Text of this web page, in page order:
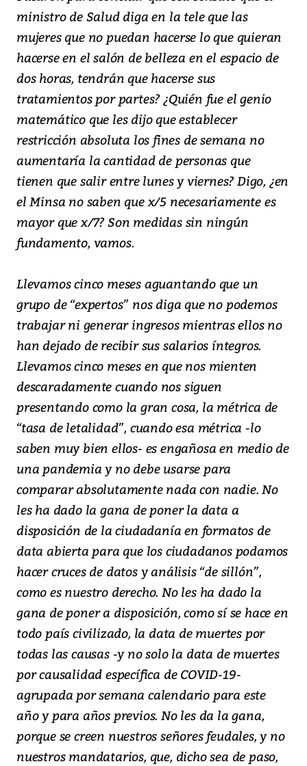
ministro de Salud diga en la tele que las
mujeres que no puedan hacerse lo que quieran
hacerse en el salón de belleza en el espacio de
dos horas, tendrán que hacerse sus
tratamientos por partes? ¿Quién fue el genio
matemático que les dijo que establecer
restricción absoluta los fines de semana no
aumentaría la cantidad de personas que
tienen que salir entre lunes y viernes? Digo, ¿en
el Minsa no saben que x/5 necesariamente es
mayor que x/7? Son medidas sin ningún
fundamento, vamos.
Llevamos cinco meses aguantando que un
grupo de “expertos” nos diga que no podemos
trabajar ni generar ingresos mientras ellos no
han dejado de recibir sus salarios íntegros.
Llevamos cinco meses en que nos mienten
descaradamente cuando nos siguen
presentando como la gran cosa, la métrica de
“tasa de letalidad”, cuando esa métrica -lo
saben muy bien ellos- es engañosa en medio de
una pandemia y no debe usarse para
comparar absolutamente nada con nadie. No
les ha dado la gana de poner la data a
disposición de la ciudadanía en formatos de
data abierta para que los ciudadanos podamos
hacer cruces de datos y análisis “de sillón”,
como es nuestro derecho. No les ha dado la
gana de poner a disposición, como sí se hace en
todo país civilizado, la data de muertes por
todas las causas -y no solo la data de muertes
por causalidad específica de COVID-19-
agrupada por semana calendario para este
año y para años previos. No les da la gana,
porque se creen nuestros señores feudales, y no
nuestros mandatarios, que, dicho sea de paso,